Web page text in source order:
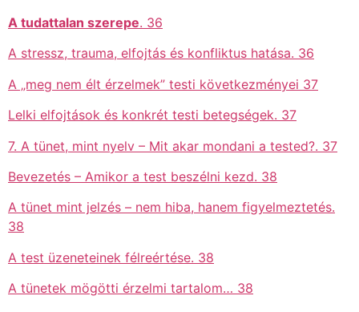
A tudattalan szerepe. 36
A stressz, trauma, elfojtás és konfliktus hatása. 36
A „meg nem élt érzelmek” testi következményei 37
Lelki elfojtások és konkrét testi betegségek. 37
7. A tünet, mint nyelv – Mit akar mondani a tested?. 37
Bevezetés – Amikor a test beszélni kezd. 38
A tünet mint jelzés – nem hiba, hanem figyelmeztetés.
38
A test üzeneteinek félreértése. 38
A tünetek mögötti érzelmi tartalom… 38